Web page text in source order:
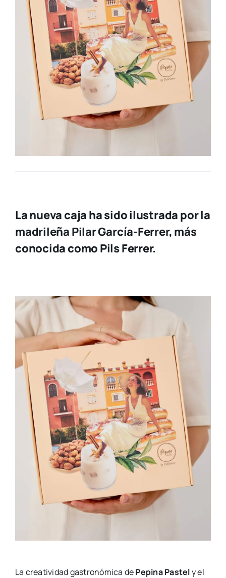
La nueva caja ha sido ilustrada por la
madrileña Pilar García-Ferrer, más
conocida como Pils Ferrer.
La crea­ti­vi­dad gas­tro­nó­mi­ca dePepi­na Pas­tely el